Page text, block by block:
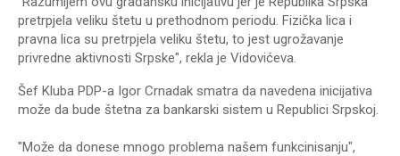
pretrpjela veliku štetu u prethodnom periodu. Fizička lica i
pravna lica su pretrpjela veliku štetu, to jest ugrožavanje
privredne aktivnosti Srpske", rekla je Vidovićeva.
Šef Kluba PDP-a Igor Crnadak smatra da navedena inicijativa
može da bude štetna za bankarski sistem u Republici Srpskoj.
"Može da donese mnogo problema našem funkcinisanju",